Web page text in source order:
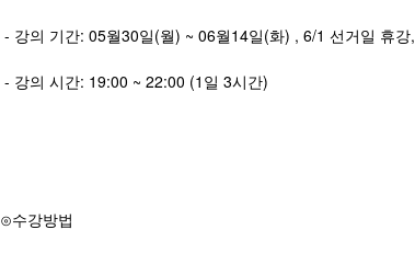
- 강의 기간: 05월30일(월) ~ 06월14일(화) , 6/1 선거일 휴
- 강의 시간: 19:00 ~ 22:00 (1일 3시간)
⊙수강방법